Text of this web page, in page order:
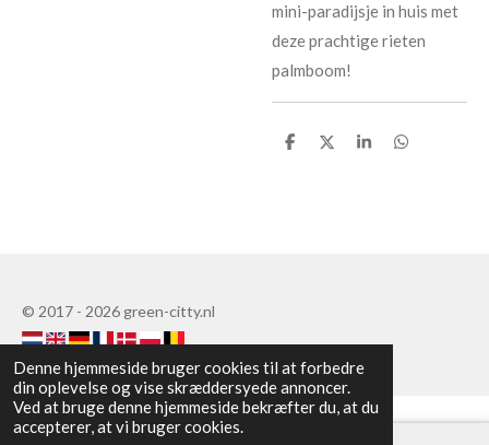
Denne hjemmeside bruger cookies til at forbedre
din oplevelse og vise skræddersyede annoncer.
Ved at bruge denne hjemmeside bekræfter du, at du
accepterer, at vi bruger cookies.
mini-paradijsje in huis met
deze prachtige rieten
palmboom!
D
D
D
D
© 2017 - 2026 green-citty.nl